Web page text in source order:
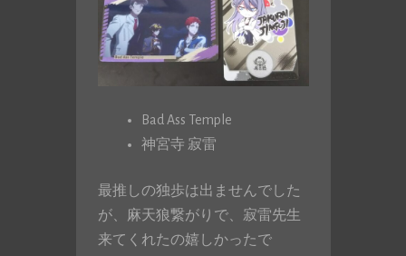
Bad Ass Temple
神宮寺 寂雷
最推しの独歩は出ませんでした
が、麻天狼繋がりで、寂雷先生
来てくれたの嬉しかったで